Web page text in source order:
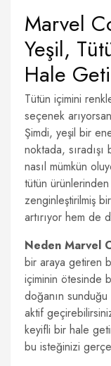
Marvel
Yeşil,
Hale
Tütün içimini
seçenek
Şimdi, yeşil bir
noktada,
nasıl mümkün
tütün
zenginleştirilmiş
artırıyor hem de
Neden Marvel
bir araya getiren
içiminin ötesinde
doğanın
aktif
keyifli bir hale
bu isteğinizi